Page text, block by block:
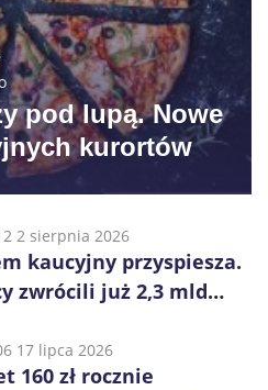
pod lupą. Nowe
kurortów
2 sierpnia 2026
kaucyjny przyspiesza.
zwrócili już 2,3 mld
17 lipca 2026
160 zł rocznie